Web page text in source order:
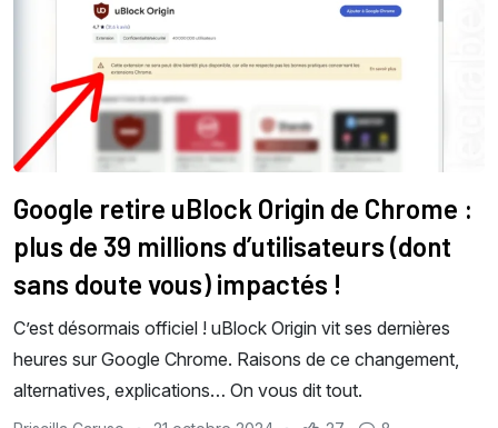
Google retire uBlock Origin de Chrome :
plus de 39 millions d’utilisateurs (dont
sans doute vous) impactés !
C’est désormais officiel ! uBlock Origin vit ses dernières
heures sur Google Chrome. Raisons de ce changement,
alternatives, explications… On vous dit tout.